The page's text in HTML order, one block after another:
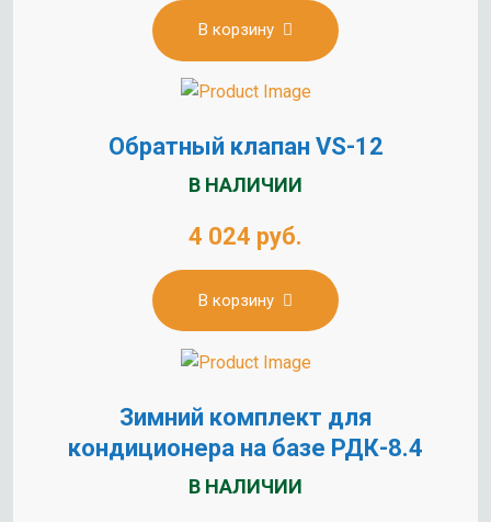
В корзину
Обратный клапан VS-12
В НАЛИЧИИ
4 024 руб.
В корзину
Зимний комплект для
кондиционера на базе РДК-8.4
В НАЛИЧИИ